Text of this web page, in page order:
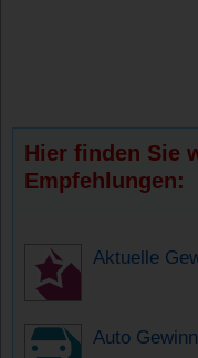
Hier finden Sie
Empfehlungen:
Aktuelle
Auto